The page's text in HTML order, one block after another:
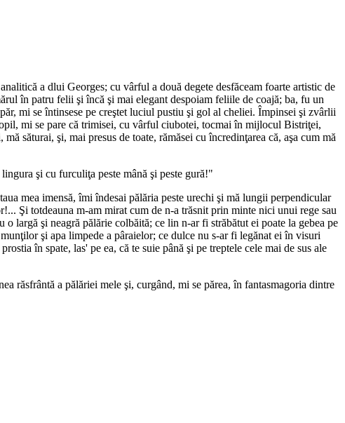
a dlui Georges; cu vârful a două degete desfăceam foarte artistic de
în patru felii şi încă şi mai elegant despoiam feliile de coajă; ba, fu un
mi se întinsese pe creştet luciul pustiu şi gol al cheliei. Împinsei şi zvârlii
mi se pare că trimisei, cu vârful ciubotei, tocmai în mijlocul Bistriţei,
săturai, şi, mai presus de toate, rămăsei cu încredinţarea că, aşa cum mă
şi cu furculiţa peste mână şi peste gură!"
mea imensă, îmi îndesai pălăria peste urechi şi mă lungii perpendicular
Şi totdeauna m-am mirat cum de n-a trăsnit prin minte nici unui rege sau
largă şi neagră pălărie colbăită; ce lin n-ar fi străbătut ei poate la gebea pe
şi apa limpede a pâraielor; ce dulce nu s-ar fi legănat ei în visuri
în spate, las' pe ea, că te suie până şi pe treptele cele mai de sus ale
răsfrântă a pălăriei mele şi, curgând, mi se părea, în fantasmagoria dintre